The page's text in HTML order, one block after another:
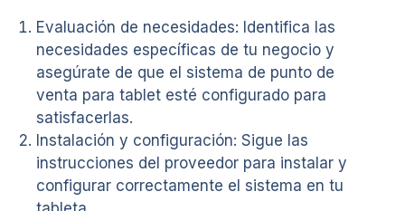
Evaluación de necesidades: Identifica las
necesidades específicas de tu negocio y
asegúrate de que el sistema de punto de
venta para tablet esté configurado para
satisfacerlas.
Instalación y configuración: Sigue las
instrucciones del proveedor para instalar y
configurar correctamente el sistema en tu